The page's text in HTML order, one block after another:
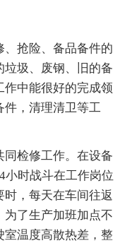
抢险、备品备件的
圾、废钢、旧的备
中能很好的完成领
件，清理清卫等工
检修工作。在设备
小时战斗在工作岗位
，每天在车间往返
了生产加班加点不
室温度高散热差，整